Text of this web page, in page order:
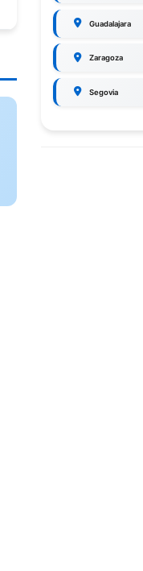
Guadalajara
Zaragoza
Segovia